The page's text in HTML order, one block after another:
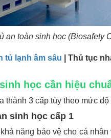
an toàn sinh học (Biosafety
tủ lạnh âm sâu | Thủ tục
học cần hiệu
thành 3 cấp tùy theo mức độ
sinh học cấp 1
năng bảo vệ cho cá